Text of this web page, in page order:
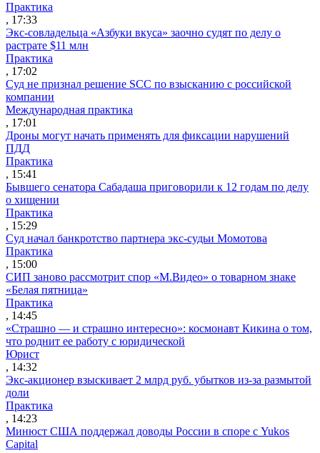
Практика
, 17:33
Экс-совладельца «Азбуки вкуса» заочно судят по делу о
растрате $11 млн
Практика
, 17:02
Суд не признал решение SCC по взысканию с российской
компании
Международная практика
, 17:01
Дроны могут начать применять для фиксации нарушений
ПДД
Практика
, 15:41
Бывшего сенатора Сабадаша приговорили к 12 годам по делу
о хищении
Практика
, 15:29
Суд начал банкротство партнера экс-судьи Момотова
Практика
, 15:00
СИП заново рассмотрит спор «М.Видео» о товарном знаке
«Белая пятница»
Практика
, 14:45
«Страшно — и страшно интересно»: космонавт Кикина о том,
что роднит ее работу с юридической
Юрист
, 14:32
Экс-акционер взыскивает 2 млрд руб. убытков из-за размытой
доли
Практика
, 14:23
Минюст США поддержал доводы России в споре с Yukos
Capital